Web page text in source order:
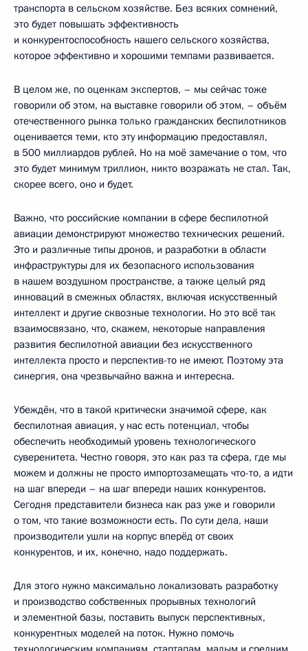
транспорта в сельском хозяйстве. Без всяких сомнений,
это будет повышать эффективность
и конкурентоспособность нашего сельского хозяйства,
которое эффективно и хорошими темпами развивается.
В целом же, по оценкам экспертов, – мы сейчас тоже
говорили об этом, на выставке говорили об этом, – объём
отечественного рынка только гражданских беспилотников
оценивается теми, кто эту информацию предоставлял,
в 500 миллиардов рублей. Но на моё замечание о том, что
это будет минимум триллион, никто возражать не стал. Так,
скорее всего, оно и будет.
Важно, что российские компании в сфере беспилотной
авиации демонстрируют множество технических решений.
Это и различные типы дронов, и разработки в области
инфраструктуры для их безопасного использования
в нашем воздушном пространстве, а также целый ряд
инноваций в смежных областях, включая искусственный
интеллект и другие сквозные технологии. Но это всё так
взаимосвязано, что, скажем, некоторые направления
развития беспилотной авиации без искусственного
интеллекта просто и перспектив-то не имеют. Поэтому эта
синергия, она чрезвычайно важна и интересна.
Убеждён, что в такой критически значимой сфере, как
беспилотная авиация, у нас есть потенциал, чтобы
обеспечить необходимый уровень технологического
суверенитета. Честно говоря, это как раз та сфера, где мы
можем и должны не просто импортозамещать что-то, а идти
на шаг впереди – на шаг впереди наших конкурентов.
Сегодня представители бизнеса как раз уже и говорили
о том, что такие возможности есть. По сути дела, наши
производители ушли на корпус вперёд от своих
конкурентов, и их, конечно, надо поддержать.
Для этого нужно максимально локализовать разработку
и производство собственных прорывных технологий
и элементной базы, поставить выпуск перспективных,
конкурентных моделей на поток. Нужно помочь